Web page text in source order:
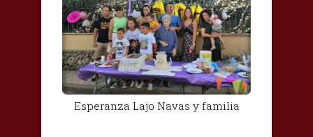
Esperanza Lajo Navas y familia